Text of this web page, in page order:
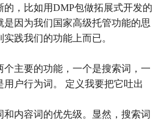
的，比如用DMP包做拓展式开发的
是因为我们国家高级托管功能的思
践我们的功能上而已。
个主要的功能，一个是搜索词，一
户行为词。 定义我要把它吐出
和内容词的优先级。显然，搜索词